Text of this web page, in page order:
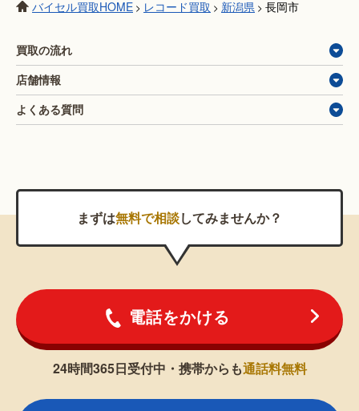
バイセル買取HOME > レコード買取 > 新潟県 > 長岡市
買取の流れ
店舗情報
よくある質問
まずは無料で相談してみませんか？
電話をかける
24時間365日受付中・携帯からも通話料無料